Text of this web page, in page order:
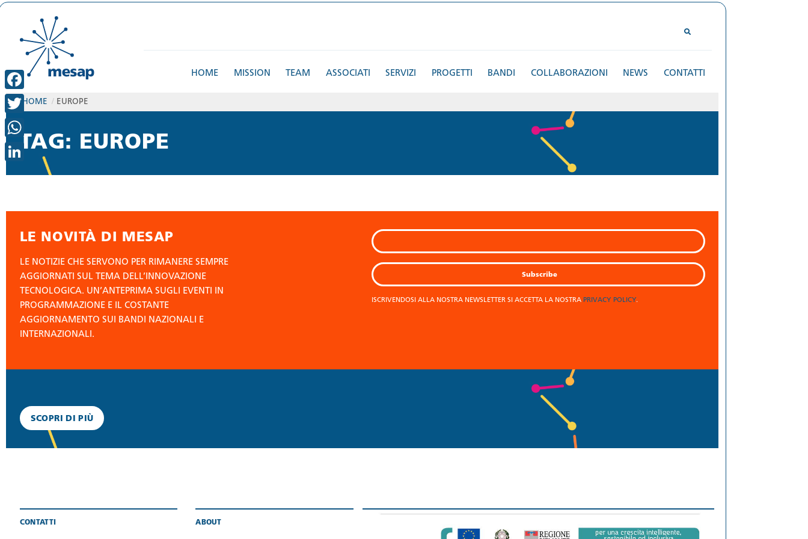
HOME MISSION TEAM ASSOCIATI SERVIZI PROGETTI BANDI COLLABORAZIONI NEWS CONTATTI
HOME / EUROPE
TAG: EUROPE
LE NOVITÀ DI MESAP
LE NOTIZIE CHE SERVONO PER RIMANERE SEMPRE
AGGIORNATI SUL TEMA DELL’INNOVAZIONE
TECNOLOGICA. UN’ANTEPRIMA SUGLI EVENTI IN
PROGRAMMAZIONE E IL COSTANTE
AGGIORNAMENTO SUI BANDI NAZIONALI E
INTERNAZIONALI.
ISCRIVENDOSI ALLA NOSTRA NEWSLETTER SI ACCETTA LA NOSTRA PRIVACY POLICY.
SCOPRI DI PIÙ
CONTATTI ABOUT
FACEBOOK
TWITTER
WHATSAPP